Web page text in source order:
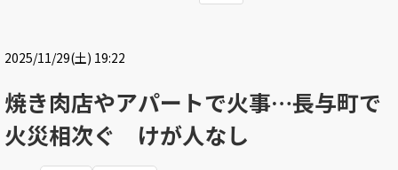
2025/11/29(土) 19:22
焼き肉店やアパートで火事…長与町で
火災相次ぐ けが人なし